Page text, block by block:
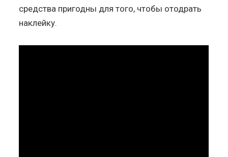
средства пригодны для того, чтобы отодрать
наклейку.